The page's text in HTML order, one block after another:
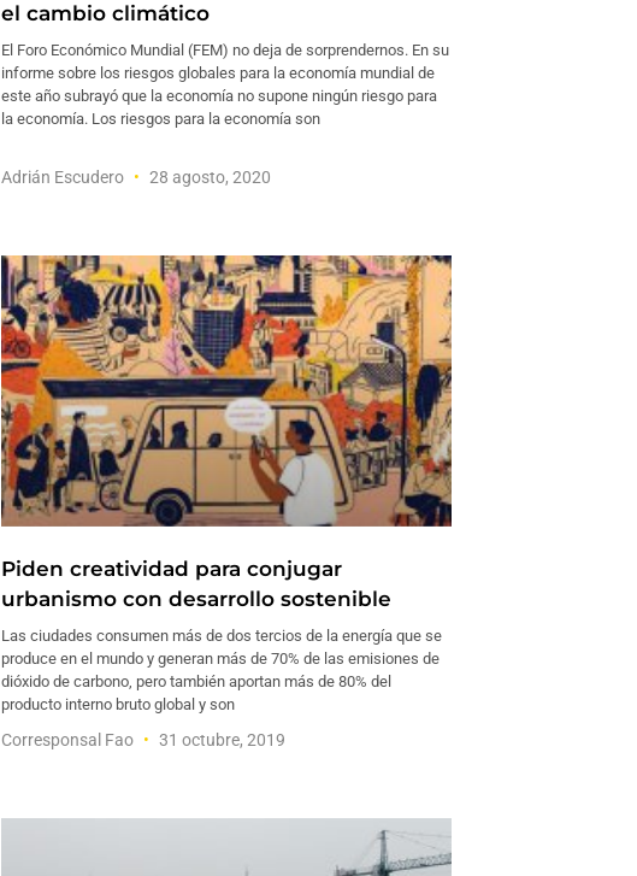
el cambio climático
El Foro Económico Mundial (FEM) no deja de sorprendernos. En su
informe sobre los riesgos globales para la economía mundial de
este año subrayó que la economía no supone ningún riesgo para
la economía. Los riesgos para la economía son
Adrián Escudero 28 agosto, 2020
Piden creatividad para conjugar
urbanismo con desarrollo sostenible
Las ciudades consumen más de dos tercios de la energía que se
produce en el mundo y generan más de 70% de las emisiones de
dióxido de carbono, pero también aportan más de 80% del
producto interno bruto global y son
Corresponsal Fao 31 octubre, 2019